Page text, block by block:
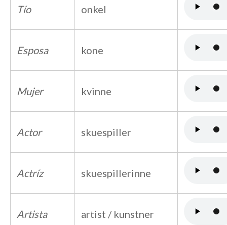
Tío onkel
Esposa kone
Mujer kvinne
Actor skuespiller
Actríz skuespillerinne
Artista artist / kunstner